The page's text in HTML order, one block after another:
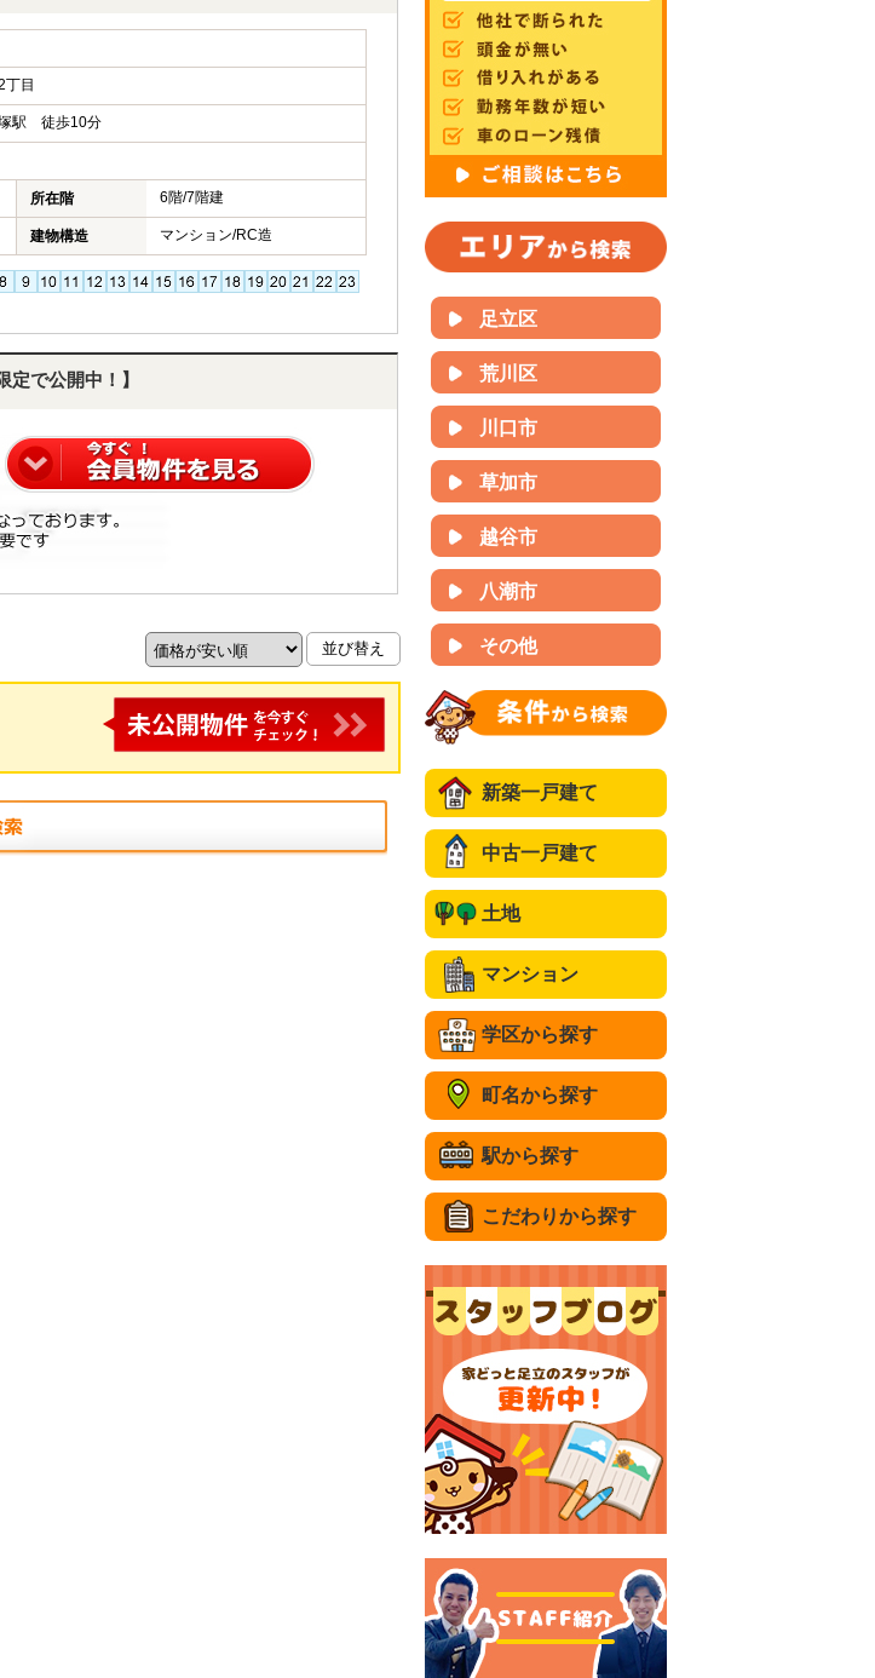
丁目
駅 徒歩10分
所在階 6階/7階建
建物構造 マンション/RC造
で公開中！】
足立区
荒川区
川口市
草加市
越谷市
八潮市
その他
新築一戸建て
中古一戸建て
土地
マンション
学区から探す
町名から探す
駅から探す
こだわりから探す